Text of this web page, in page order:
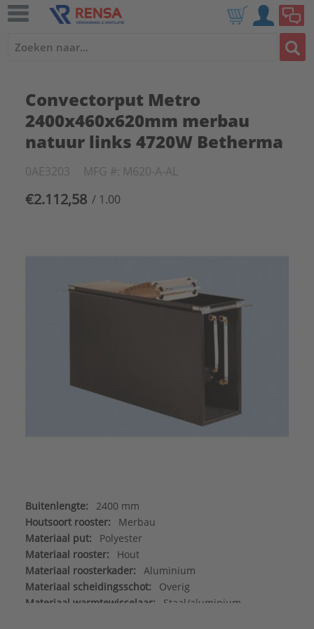
Convectorput Metro
2400x460x620mm merbau
natuur links 4720W Betherma
0AE3203 MFG #: M620-A-AL
€2.112,58 / 1.00
Buitenlengte:
2400 mm
Houtsoort rooster:
Merbau
Materiaal put:
Polyester
Materiaal rooster:
Hout
Materiaal roosterkader:
Aluminium
Materiaal scheidingsschot:
Overig
Materiaal warmtewisselaar:
Staal/aluminium